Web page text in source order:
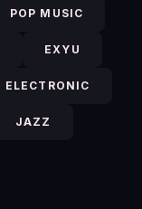
POP MUSIC
EXYU
ELECTRONIC
JAZZ